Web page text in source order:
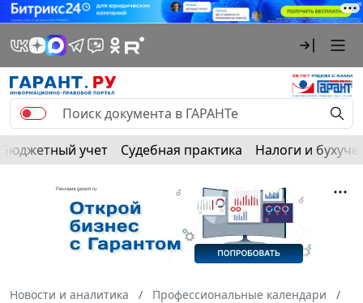
Бюджетный учет Судебная практика Налоги и
Новости и аналитика
Профессиональные календари